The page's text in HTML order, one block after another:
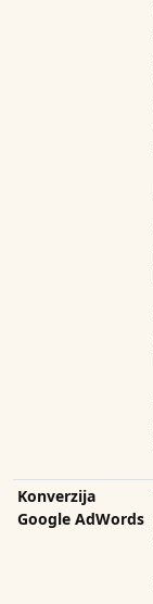
Konverzija
Google AdWords